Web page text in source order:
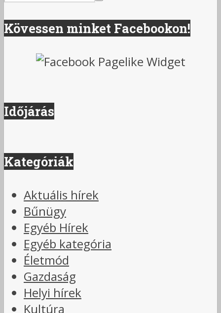
Kövessen minket Facebookon!
Időjárás
Kategóriák
Aktuális hírek
Bűnügy
Egyéb Hírek
Egyéb kategória
Életmód
Gazdaság
Helyi hírek
Kultúra